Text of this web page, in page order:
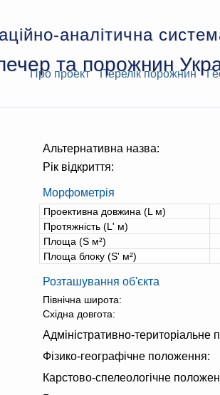
аналітична
та порожнин
Про проект Перелік порожнин
Альтернативна назва:
Рік відкриття:
Морфометрія
Проективна довжина (L м)
Протяжність (L' м)
Площа (S м²)
Площа блоку (S' м²)
Розташування об'єкта
Північна широта:
Східна довгота:
Адміністративно-територіальне
Фізико-географічне положення:
Карстово-спелеологічне